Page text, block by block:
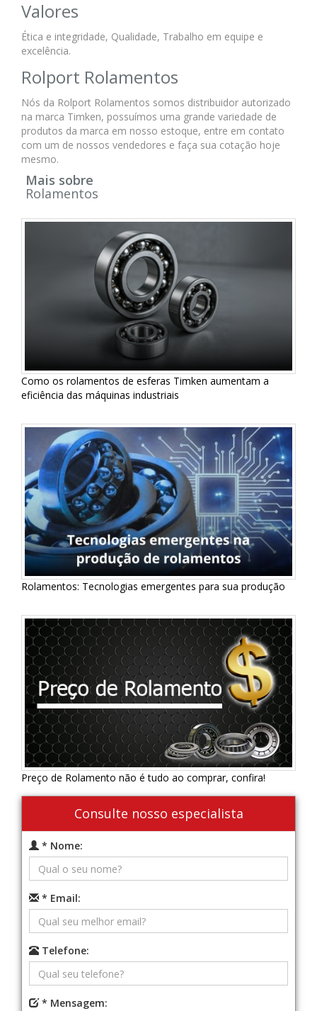
Valores
Ética e integridade, Qualidade, Trabalho em equipe e
excelência.
Rolport Rolamentos
Nós da Rolport Rolamentos somos distribuidor autorizado
na marca Timken, possuímos uma grande variedade de
produtos da marca em nosso estoque, entre em contato
com um de nossos vendedores e faça sua cotação hoje
mesmo.
Mais sobre
Rolamentos
Como os rolamentos de esferas Timken aumentam a
eficiência das máquinas industriais
Rolamentos: Tecnologias emergentes para sua produção
Preço de Rolamento não é tudo ao comprar, confira!
Consulte nosso especialista
* Nome:
* Email:
Telefone:
* Mensagem: